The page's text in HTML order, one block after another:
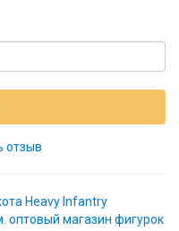
отзыв
Heavy Infantry
оптовый магазин фигурок